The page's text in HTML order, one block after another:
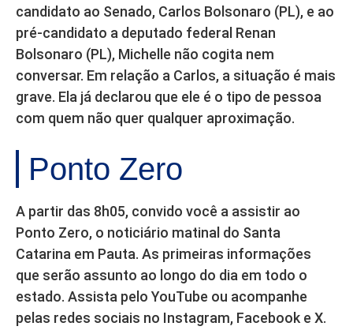
candidato ao Senado, Carlos Bolsonaro (PL), e ao
pré-candidato a deputado federal Renan
Bolsonaro (PL), Michelle não cogita nem
conversar. Em relação a Carlos, a situação é mais
grave. Ela já declarou que ele é o tipo de pessoa
com quem não quer qualquer aproximação.
Ponto Zero
A partir das 8h05, convido você a assistir ao
Ponto Zero, o noticiário matinal do Santa
Catarina em Pauta. As primeiras informações
que serão assunto ao longo do dia em todo o
estado. Assista pelo YouTube ou acompanhe
pelas redes sociais no Instagram, Facebook e X.